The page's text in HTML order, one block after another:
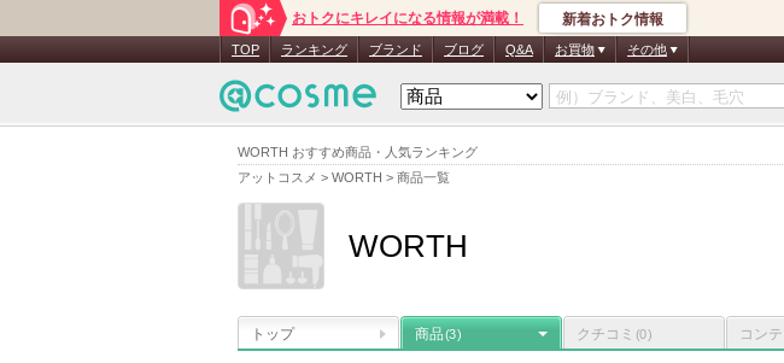
WORTH おすすめ商品・人気ランキング
アットコスメ > WORTH > 商品一覧
おトクにキレイになる情報が満載！ 新着おトク情報
TOP ランキング ブランド ブログ Q&A お買物 その他
WORTH
トップ 商品(3) クチコミ (0) コン